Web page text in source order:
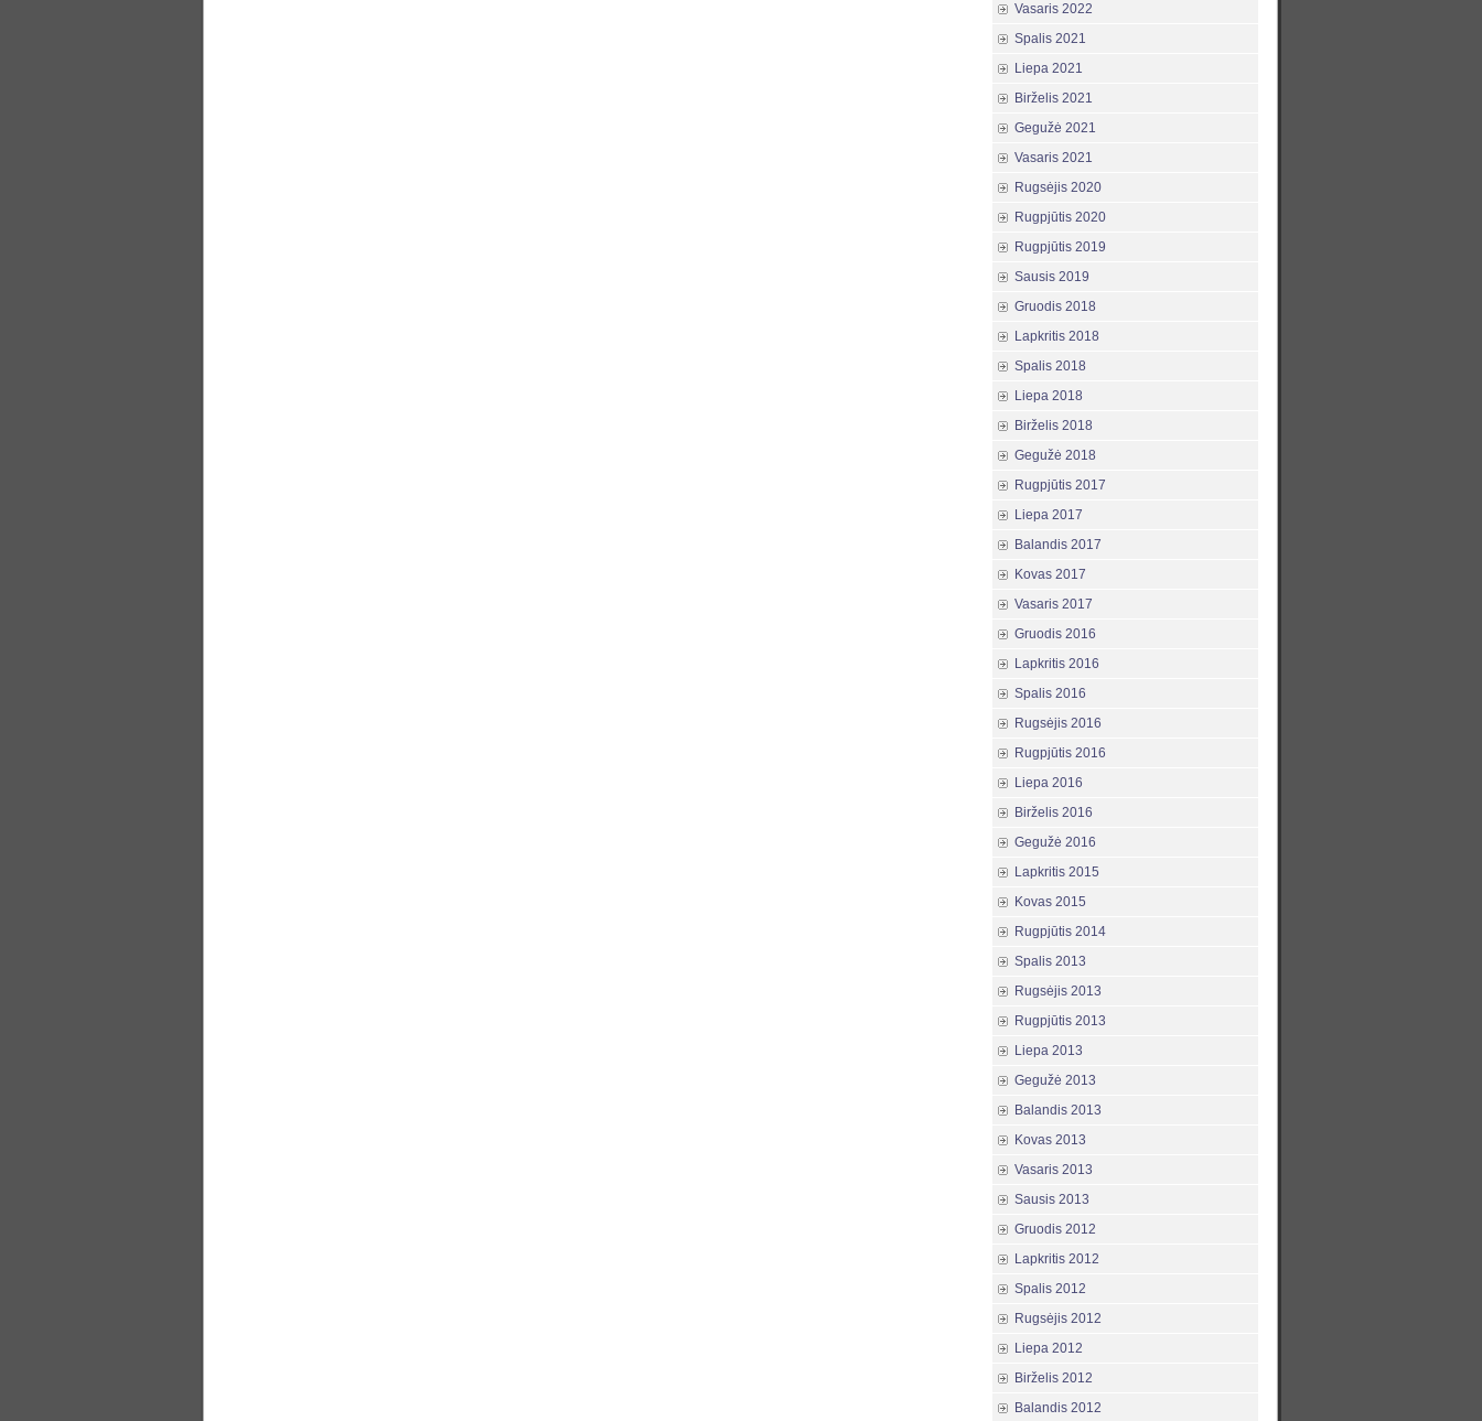
Vasaris 2022
Spalis 2021
Liepa 2021
Birželis 2021
Gegužė 2021
Vasaris 2021
Rugsėjis 2020
Rugpjūtis 2020
Rugpjūtis 2019
Sausis 2019
Gruodis 2018
Lapkritis 2018
Spalis 2018
Liepa 2018
Birželis 2018
Gegužė 2018
Rugpjūtis 2017
Liepa 2017
Balandis 2017
Kovas 2017
Vasaris 2017
Gruodis 2016
Lapkritis 2016
Spalis 2016
Rugsėjis 2016
Rugpjūtis 2016
Liepa 2016
Birželis 2016
Gegužė 2016
Lapkritis 2015
Kovas 2015
Rugpjūtis 2014
Spalis 2013
Rugsėjis 2013
Rugpjūtis 2013
Liepa 2013
Gegužė 2013
Balandis 2013
Kovas 2013
Vasaris 2013
Sausis 2013
Gruodis 2012
Lapkritis 2012
Spalis 2012
Rugsėjis 2012
Liepa 2012
Birželis 2012
Balandis 2012